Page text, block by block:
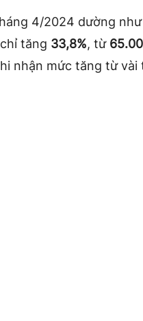
4/2024 dường như
tăng 33,8%, từ
nhận mức tăng từ vài